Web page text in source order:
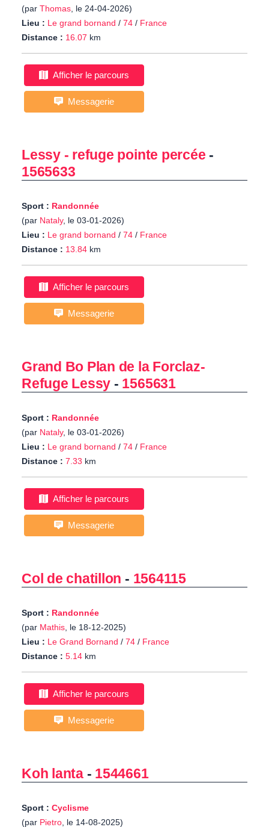
(par Thomas, le 24-04-2026)
Lieu : Le grand bornand / 74 / France
Distance : 16.07 km
Afficher le parcours
Messagerie
Lessy - refuge pointe percée -
1565633
Sport : Randonnée
(par Nataly, le 03-01-2026)
Lieu : Le grand bornand / 74 / France
Distance : 13.84 km
Afficher le parcours
Messagerie
Grand Bo Plan de la Forclaz-
Refuge Lessy - 1565631
Sport : Randonnée
(par Nataly, le 03-01-2026)
Lieu : Le grand bornand / 74 / France
Distance : 7.33 km
Afficher le parcours
Messagerie
Col de chatillon - 1564115
Sport : Randonnée
(par Mathis, le 18-12-2025)
Lieu : Le Grand Bornand / 74 / France
Distance : 5.14 km
Afficher le parcours
Messagerie
Koh lanta- 1544661
Sport : Cyclisme
(par Pietro, le 14-08-2025)